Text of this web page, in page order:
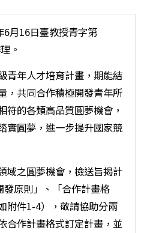
月16日臺教授青字第
。
青年人才培育計畫，期能結
，共同合作積極開發青年所
符的各類高品質圓夢機會，
實圓夢，進一步提升國家競
域之圓夢機會，檢送旨揭計
原則」、「合作計畫格
附件1-4），敬請協助分兩
合作計畫格式訂定計畫，並